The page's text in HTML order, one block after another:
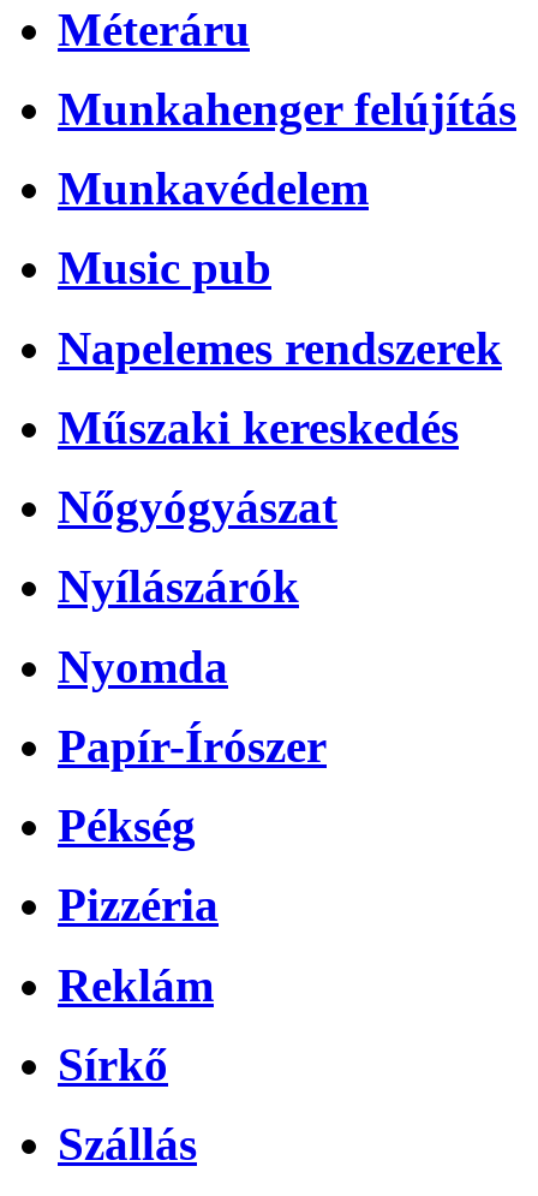
Méteráru
Munkahenger felújítás
Munkavédelem
Music pub
Napelemes rendszerek
Műszaki kereskedés
Nőgyógyászat
Nyílászárók
Nyomda
Papír-Írószer
Pékség
Pizzéria
Reklám
Sírkő
Szállás